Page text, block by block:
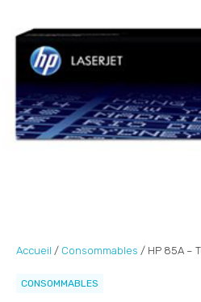
Accueil / Consommables / HP 85A –
CONSOMMABLES